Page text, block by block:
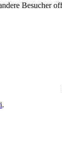
Besucher
.